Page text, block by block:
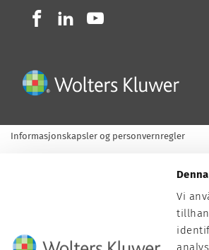
Vi
Informasjonskapsler og personvernregler